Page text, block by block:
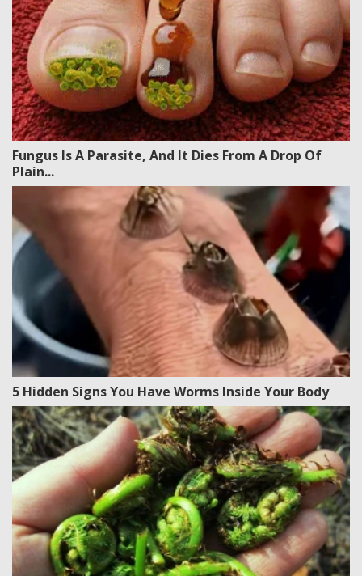
Fungus Is A Parasite, And It Dies From A Drop Of
Plain...
5 Hidden Signs You Have Worms Inside Your Body